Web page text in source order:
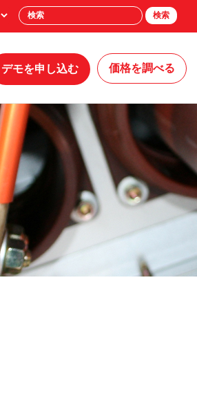
検索
デモを申し込む 価格を調べる